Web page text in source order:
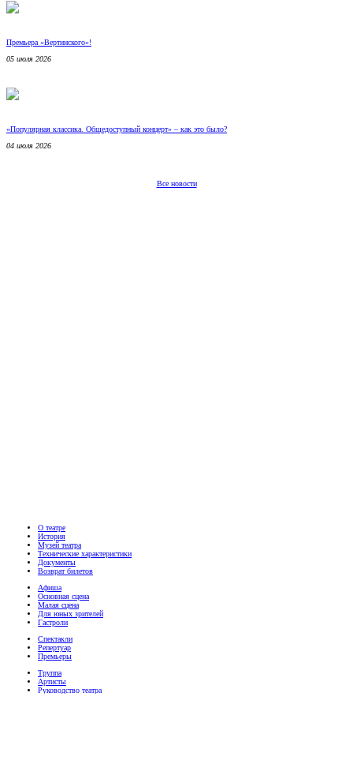
Премьера «Вертинского»!
05 июля 2026
«Популярная классика. Общедоступный концерт» – как это было?
04 июля 2026
Все новости
О театре
История
Музей театра
Технические характеристики
Документы
Возврат билетов
Афиша
Основная сцена
Малая сцена
Для юных зрителей
Гастроли
Спектакли
Репертуар
Премьеры
Труппа
Артисты
Руководство театра